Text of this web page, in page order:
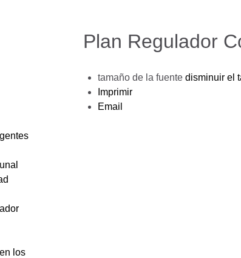
los
Plan Regulador
tamaño de la fuente disminuir el
Imprimir
Email